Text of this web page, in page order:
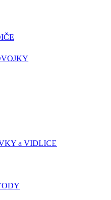
a VIDLICE